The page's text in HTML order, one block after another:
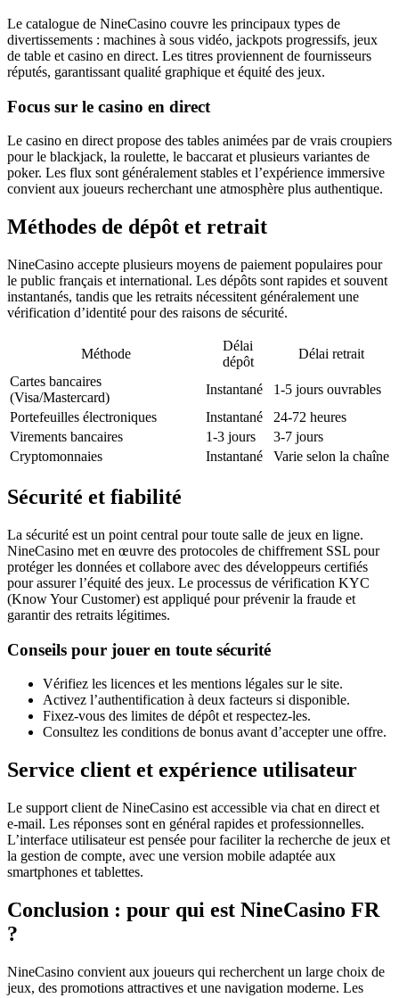
Le catalogue de NineCasino couvre les principaux types de
divertissements : machines à sous vidéo, jackpots progressifs, jeux
de table et casino en direct. Les titres proviennent de fournisseurs
réputés, garantissant qualité graphique et équité des jeux.
Focus sur le casino en direct
Le casino en direct propose des tables animées par de vrais croupiers
pour le blackjack, la roulette, le baccarat et plusieurs variantes de
poker. Les flux sont généralement stables et l’expérience immersive
convient aux joueurs recherchant une atmosphère plus authentique.
Méthodes de dépôt et retrait
NineCasino accepte plusieurs moyens de paiement populaires pour
le public français et international. Les dépôts sont rapides et souvent
instantanés, tandis que les retraits nécessitent généralement une
vérification d’identité pour des raisons de sécurité.
Méthode
Délai
dépôt
Délai retrait
Cartes bancaires
(Visa/Mastercard)
Instantané
1-5 jours ouvrables
Portefeuilles électroniques
Instantané
24-72 heures
Virements bancaires
1-3 jours
3-7 jours
Cryptomonnaies
Instantané Varie selon la chaîne
Sécurité et fiabilité
La sécurité est un point central pour toute salle de jeux en ligne.
NineCasino met en œuvre des protocoles de chiffrement SSL pour
protéger les données et collabore avec des développeurs certifiés
pour assurer l’équité des jeux. Le processus de vérification KYC
(Know Your Customer) est appliqué pour prévenir la fraude et
garantir des retraits légitimes.
Conseils pour jouer en toute sécurité
Vérifiez les licences et les mentions légales sur le site.
Activez l’authentification à deux facteurs si disponible.
Fixez-vous des limites de dépôt et respectez-les.
Consultez les conditions de bonus avant d’accepter une offre.
Service client et expérience utilisateur
Le support client de NineCasino est accessible via chat en direct et
e-mail. Les réponses sont en général rapides et professionnelles.
L’interface utilisateur est pensée pour faciliter la recherche de jeux et
la gestion de compte, avec une version mobile adaptée aux
smartphones et tablettes.
Conclusion : pour qui est NineCasino FR
?
NineCasino convient aux joueurs qui recherchent un large choix de
jeux, des promotions attractives et une navigation moderne. Les